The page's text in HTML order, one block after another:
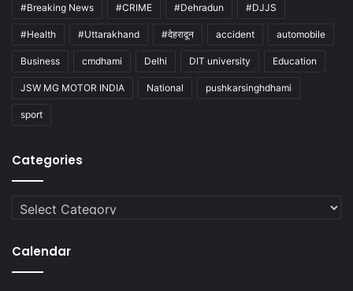
#Breaking News #CRIME #Dehradun #DJJS
#Health #Uttarakhand #देहरादून accident automobile
Business cmdhami Delhi DIT university Education
JSW MG MOTOR INDIA National pushkarsinghdhami
sport
Categories
Categories
Calendar